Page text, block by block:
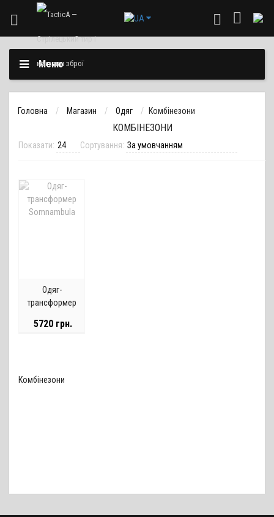
Меню
Головна Магазин Одяг Комбінезони
КОМБІНЕЗОНИ
Показати: Сортування:
Одяг-
трансформер
5720 грн.
Комбінезони